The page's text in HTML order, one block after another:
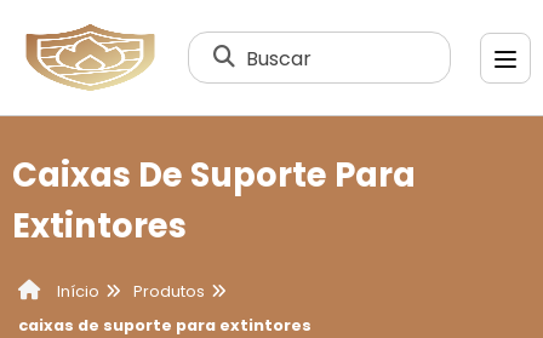
Buscar
Caixas De Suporte Para
Extintores
Início
Produtos
caixas de suporte para extintores